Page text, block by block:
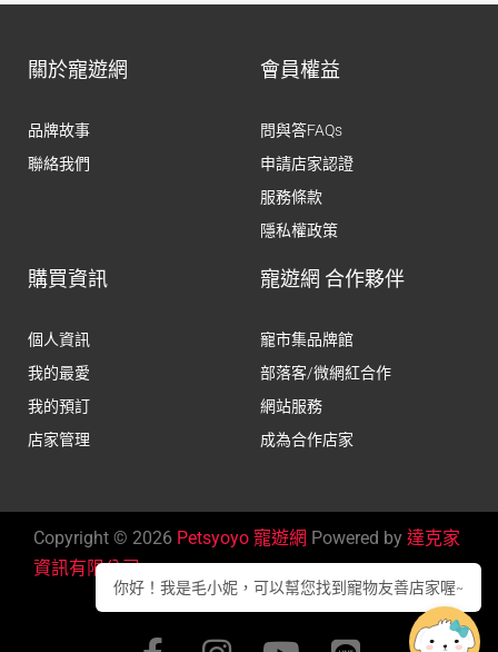
關於寵遊網
品牌故事
聯絡我們
會員權益
問與答FAQs
申請店家認證
服務條款
隱私權政策
購買資訊
個人資訊
我的最愛
我的預訂
店家管理
寵遊網 合作夥伴
寵市集品牌館
部落客/微網紅合作
網站服務
成為合作店家
Copyright © 2026 Petsyoyo 寵遊網 Powered by 達克家
資訊有限公司
你好！我是毛小妮，可以幫您找到寵物友善店家喔~